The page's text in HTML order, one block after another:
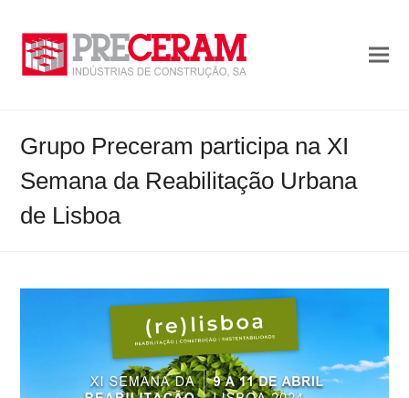
Grupo Preceram participa na XI
Semana da Reabilitação Urbana
de Lisboa